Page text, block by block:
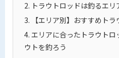
2. トラウトロッドは釣るエ
3. 【エリア別】おすすめト
4. エリアに合ったトラウト
ウトを釣ろう